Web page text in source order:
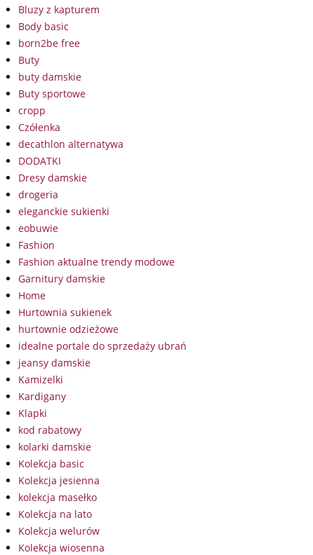
Bluzy z kapturem
Body basic
born2be free
Buty
buty damskie
Buty sportowe
cropp
Czółenka
decathlon alternatywa
DODATKI
Dresy damskie
drogeria
eleganckie sukienki
eobuwie
Fashion
Fashion aktualne trendy modowe
Garnitury damskie
Home
Hurtownia sukienek
hurtownie odzieżowe
idealne portale do sprzedaży ubrań
jeansy damskie
Kamizelki
Kardigany
Klapki
kod rabatowy
kolarki damskie
Kolekcja basic
Kolekcja jesienna
kolekcja masełko
Kolekcja na lato
Kolekcja welurów
Kolekcja wiosenna